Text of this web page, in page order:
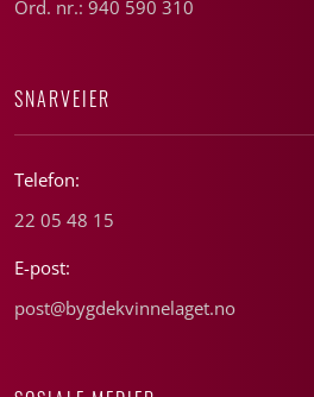
Ord. nr.: 940 590 310
SNARVEIER
Telefon:
22 05 48 15
E-post:
post@bygdekvinnelaget.no